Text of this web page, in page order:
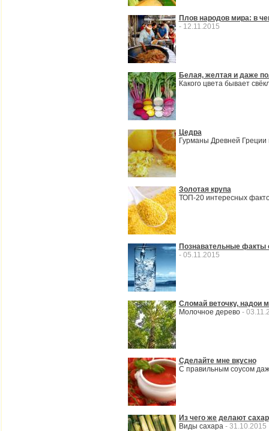
Плов народов мира: в
- 12.11.2015
Белая, желтая и даже
Какого цвета бывает
Цедра
Гурманы Древней
Золотая крупа
ТОП-20 интересных
Познавательные факты
- 05.11.2015
Сломай веточку, надои
Молочное дерево -
Сделайте мне вкусно
С правильным соусом
Из чего же делают сахар
Виды сахара - 31.10.2015